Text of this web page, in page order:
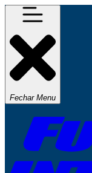
Fechar Menu